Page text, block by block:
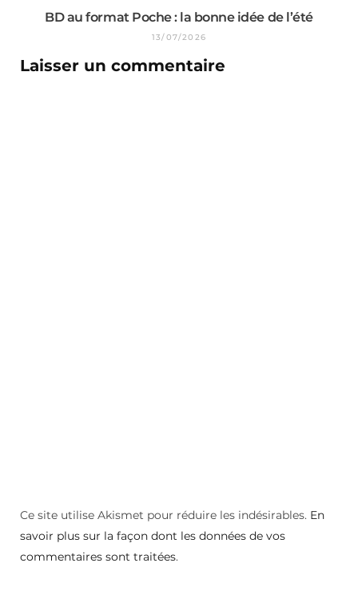
BD au format Poche : la bonne idée de l’été
13/07/2026
Laisser un commentaire
Ce site utilise Akismet pour réduire les indésirables. En
savoir plus sur la façon dont les données de vos
commentaires sont traitées.